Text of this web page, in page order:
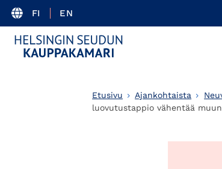
FI EN
Etusivu Ajankohtaista
luovutustappio vähentää